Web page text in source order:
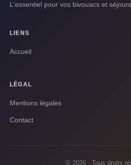
L'essentiel pour vos bivouacs et
LIENS
Accueil
LÉGAL
Mentions légales
Contact
© 2026 · Tous droits